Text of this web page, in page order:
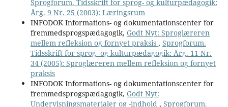
Sprogforum. Tidsskrift for sprog- og kulturpædagogik:
Årg. 9 Nr. 25 (2003): Læringsrum
INFODOK Informations- og dokumentationscenter for
fremmedsprogspædagogik, Godt Nyt: Sproglæreren
mellem refleksion og fornyet praksis , Sprogforum.
Tidsskrift for sprog- og kulturpædagogik: Årg. 11 Nr.
34 (2005): Sproglæreren mellem refleksion og fornyet
praksis
INFODOK Informations- og dokumentationscenter for
fremmedsprogspædagogik, Godt Nyt:
Undervisningsmaterialer og -indhold , Sprogforum.